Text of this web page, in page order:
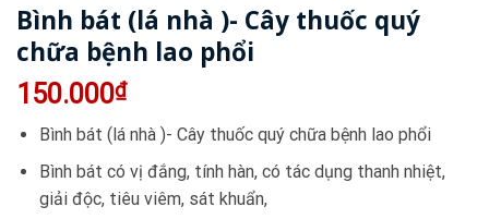
Bình bát (lá nhà )- Cây thuốc quý
chữa bệnh lao phổi
150.000₫
Bình bát (lá nhà )- Cây thuốc quý chữa bệnh lao phổi
Bình bát có vị đắng, tính hàn, có tác dụng thanh nhiệt,
giải độc, tiêu viêm, sát khuẩn,